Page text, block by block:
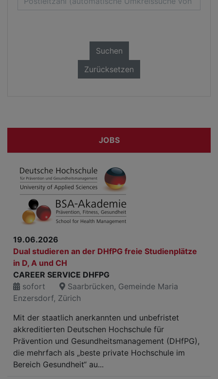
Suchen
Zurücksetzen
JOBS
19.06.2026
Dual studieren an der DHfPG freie Studienplätze
in D, A und CH
CAREER SERVICE DHFPG
sofort
Saarbrücken, Gemeinde Maria
Enzersdorf, Zürich
Mit der staatlich anerkannten und unbefristet
akkreditierten Deutschen Hochschule für
Prävention und Gesundheitsmanagement (DHfPG),
die mehrfach als „beste private Hochschule im
Bereich Gesundheit“ au...